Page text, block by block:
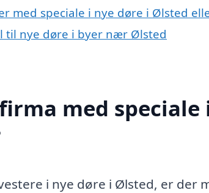
med speciale i nye døre i Ølsted
til nye døre i byer nær Ølsted
med
i nye døre i Ølsted, er der